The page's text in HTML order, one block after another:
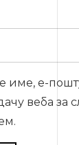
име, е-
веба за